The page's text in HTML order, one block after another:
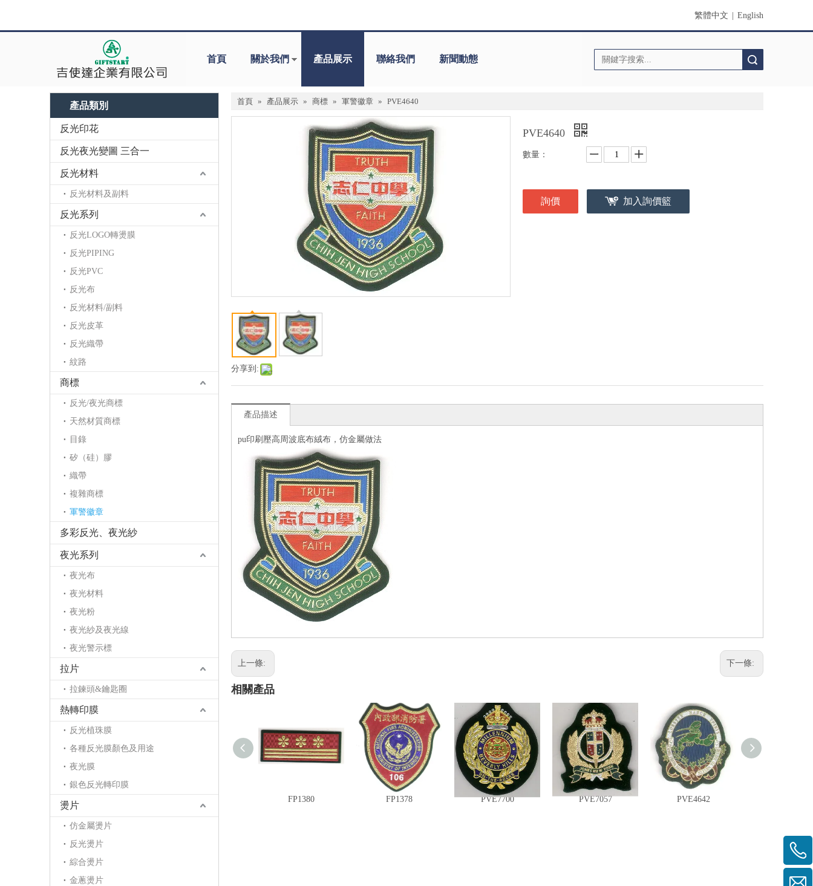
繁體中文 English
首頁 關於我們 產品展示 聯絡我們 新聞動態
產品類別
反光印花
反光夜光變圖 三合一
反光材料
反光材料及副料
反光系列
反光LOGO轉燙膜
反光PIPING
反光PVC
反光布
反光材料/副料
反光皮革
反光織帶
紋路
商標
反光/夜光商標
天然材質商標
目錄
矽（硅）膠
織帶
複雜商標
軍警徽章
多彩反光、夜光紗
夜光系列
夜光布
夜光材料
夜光粉
夜光紗及夜光線
夜光警示標
拉片
拉鍊頭&鑰匙圈
熱轉印膜
反光植珠膜
各種反光膜顏色及用途
夜光膜
銀色反光轉印膜
燙片
仿金屬燙片
反光燙片
綜合燙片
金蔥燙片
首頁 » 產品展示 » 商標 » 軍警徽章 » PVE4640
分享到:
PVE4640
數量：
詢價 加入詢價籃
產品描述
pu印刷壓高周波底布絨布，仿金屬做法
上一條: 下一條:
相關產品
FP1380 FP1378 PVE7700 PVE7057 PVE4642